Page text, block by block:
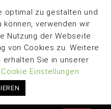
optimal zu gestalten und
verwenden wir
Nutzung der Webseite
von Cookies zu. Weitere
erhalten Sie in unserer
Cookie Einstellungen